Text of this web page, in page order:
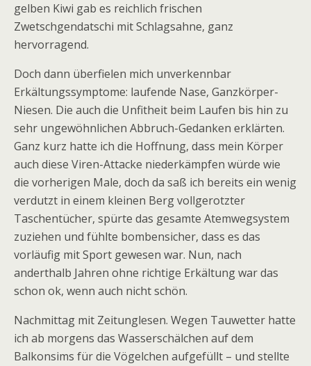
gelben Kiwi gab es reichlich frischen
Zwetschgendatschi mit Schlagsahne, ganz
hervorragend.
Doch dann überfielen mich unverkennbar
Erkältungssymptome: laufende Nase, Ganzkörper-
Niesen. Die auch die Unfitheit beim Laufen bis hin zu
sehr ungewöhnlichen Abbruch-Gedanken erklärten.
Ganz kurz hatte ich die Hoffnung, dass mein Körper
auch diese Viren-Attacke niederkämpfen würde wie
die vorherigen Male, doch da saß ich bereits ein wenig
verdutzt in einem kleinen Berg vollgerotzter
Taschentücher, spürte das gesamte Atemwegsystem
zuziehen und fühlte bombensicher, dass es das
vorläufig mit Sport gewesen war. Nun, nach
anderthalb Jahren ohne richtige Erkältung war das
schon ok, wenn auch nicht schön.
Nachmittag mit Zeitunglesen. Wegen Tauwetter hatte
ich ab morgens das Wasserschälchen auf dem
Balkonsims für die Vögelchen aufgefüllt – und stellte